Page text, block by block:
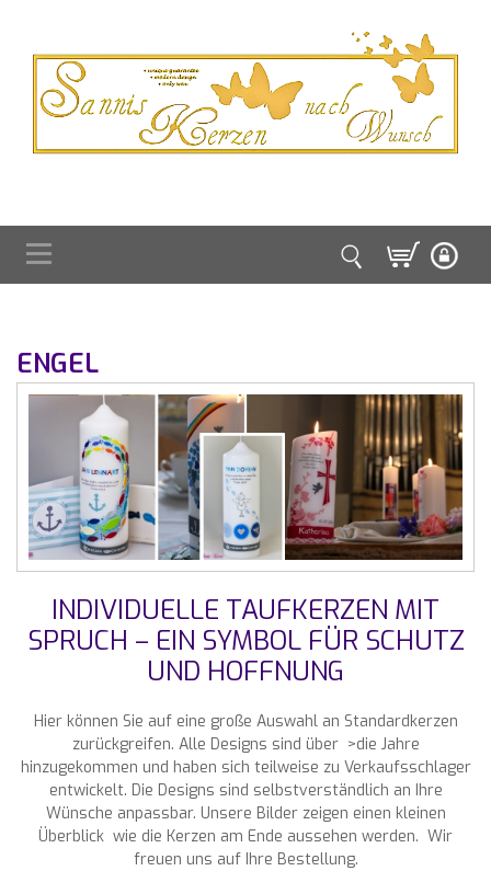
ENGEL
INDIVIDUELLE TAUFKERZEN MIT
SPRUCH – EIN SYMBOL FÜR SCHUTZ
UND HOFFNUNG
Hier können Sie auf eine große Auswahl an Standardkerzen
zurückgreifen. Alle Designs sind über >die Jahre
hinzugekommen und haben sich teilweise zu Verkaufsschlager
entwickelt. Die Designs sind selbstverständlich an Ihre
Wünsche anpassbar. Unsere Bilder zeigen einen kleinen
Überblick wie die Kerzen am Ende aussehen werden. Wir
freuen uns auf Ihre Bestellung.